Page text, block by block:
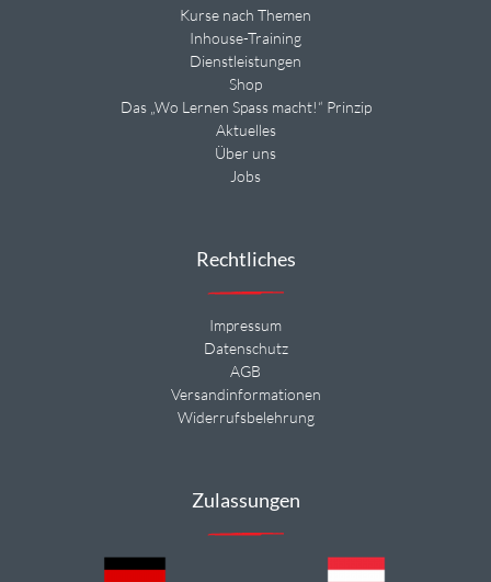
Kurse nach Themen
Inhouse-Training
Dienstleistungen
Shop
Das „Wo Lernen Spass macht!“ Prinzip
Aktuelles
Über uns
Jobs
Rechtliches
Impressum
Datenschutz
AGB
Versandinformationen
Widerrufsbelehrung
Zulassungen